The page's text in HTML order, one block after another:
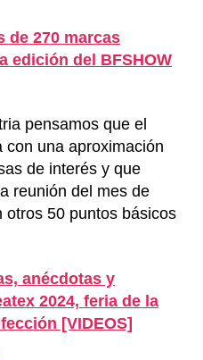
de 270 marcas
edición del BFSHOW
pensamos que el
con una aproximación
de interés y que
reunión del mes de
otros 50 puntos básicos
anécdotas y
2024, feria de la
[VIDEOS]